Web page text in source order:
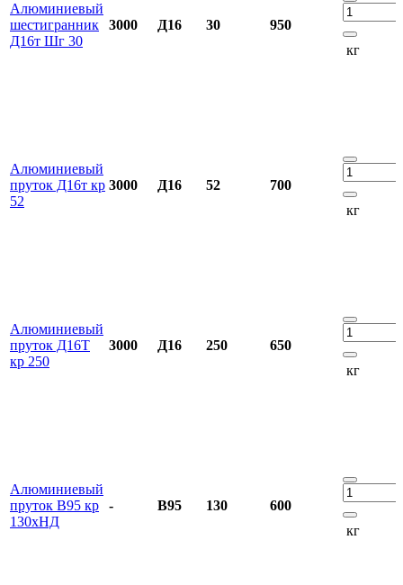
Алюминиевый
шестигранник
Д16т Шг 30
3000 Д16 30
950
кг
Алюминиевый
пруток Д16т кр
52
3000 Д16 52
700
кг
Алюминиевый
пруток Д16Т
кр 250
3000 Д16 250
650
кг
Алюминиевый
пруток В95 кр
130хНД
- В95 130
600
кг